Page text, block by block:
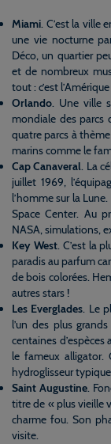
Miami. C’est la ville
une vie nocturne
Déco, un quartier
et de nombreux
tout : c’est
Orlando. Une ville
mondiale des parcs
quatre parcs à
marins comme le
Cap Canaveral. La
juillet 1969,
l’homme sur la
Space Center. Au
NASA, simulations,
Key West. C’est la
paradis au parfum
de bois colorées.
autres stars !
Les Everglades. Le
l’un des plus
centaines
le fameux
hydroglisseur
Saint Augustine.
titre de « plus vieille
charme fou. Son
visite.